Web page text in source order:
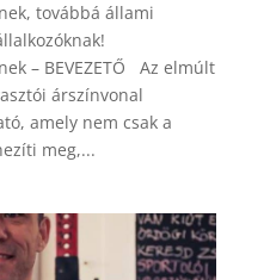
továbbá állami
– BEVEZETŐ Az elmúlt
árszínvonal
amely nem csak a
meg,...